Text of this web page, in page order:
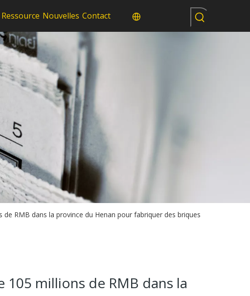
Ressource Nouvelles Contact
RMB dans la province du Henan pour fabriquer des briques
millions de RMB dans la